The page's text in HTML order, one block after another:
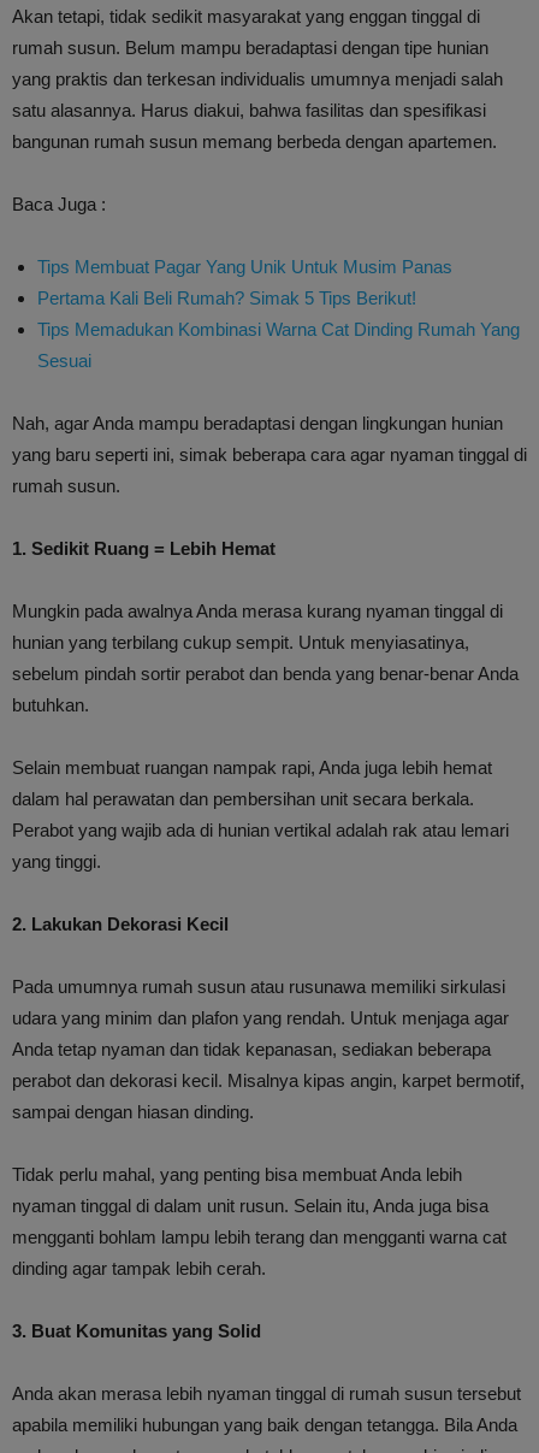
Akan tetapi, tidak sedikit masyarakat yang enggan tinggal di
rumah susun. Belum mampu beradaptasi dengan tipe hunian
yang praktis dan terkesan individualis umumnya menjadi salah
satu alasannya. Harus diakui, bahwa fasilitas dan spesifikasi
bangunan rumah susun memang berbeda dengan apartemen.
Baca Juga :
Tips Membuat Pagar Yang Unik Untuk Musim Panas
Pertama Kali Beli Rumah? Simak 5 Tips Berikut!
Tips Memadukan Kombinasi Warna Cat Dinding Rumah Yang
Sesuai
Nah, agar Anda mampu beradaptasi dengan lingkungan hunian
yang baru seperti ini, simak beberapa cara agar nyaman tinggal di
rumah susun.
1. Sedikit Ruang = Lebih Hemat
Mungkin pada awalnya Anda merasa kurang nyaman tinggal di
hunian yang terbilang cukup sempit. Untuk menyiasatinya,
sebelum pindah sortir perabot dan benda yang benar-benar Anda
butuhkan.
Selain membuat ruangan nampak rapi, Anda juga lebih hemat
dalam hal perawatan dan pembersihan unit secara berkala.
Perabot yang wajib ada di hunian vertikal adalah rak atau lemari
yang tinggi.
2. Lakukan Dekorasi Kecil
Pada umumnya rumah susun atau rusunawa memiliki sirkulasi
udara yang minim dan plafon yang rendah. Untuk menjaga agar
Anda tetap nyaman dan tidak kepanasan, sediakan beberapa
perabot dan dekorasi kecil. Misalnya kipas angin, karpet bermotif,
sampai dengan hiasan dinding.
Tidak perlu mahal, yang penting bisa membuat Anda lebih
nyaman tinggal di dalam unit rusun. Selain itu, Anda juga bisa
mengganti bohlam lampu lebih terang dan mengganti warna cat
dinding agar tampak lebih cerah.
3. Buat Komunitas yang Solid
Anda akan merasa lebih nyaman tinggal di rumah susun tersebut
apabila memiliki hubungan yang baik dengan tetangga. Bila Anda